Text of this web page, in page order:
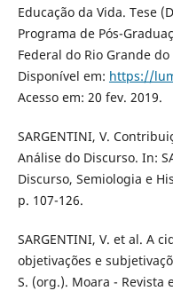
Educação da Vida. Tese
Programa de Pós-
Federal do Rio Grande
Disponível em: https://
Acesso em: 20 fev. 2019.
SARGENTINI, V.
Análise do Discurso. In:
Discurso, Semiologia e
p. 107-126.
SARGENTINI, V. et al. A
objetivações e
S. (org.). Moara - Revista